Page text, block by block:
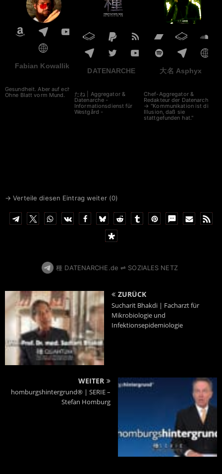
Fabian Kowallik
Gesundheit. Aber auf echt.
Ohne Blatt vorm Mund.
DATENARCHE
たね | Aggregator &
Datenarche -
Informationsdienst für
Westgård -
大名 Asphyx
Chef-Aggregator &
Redakteur der Datenarche
→ "Kommunikation ist die
Illusion, daß sie
stattgefunden hat."
→ Verteile diesen Eintrag weiter (0)
種 DATENARCHE.de ⇌ SOZIALES NETZ
ZURÜCK
Sucharit Bhakdi | Facharzt für
Mikrobiologie und
Infektionsepidemiologie
WEITER
homburgshintergrund® | SERIE –
Stefan Homburg